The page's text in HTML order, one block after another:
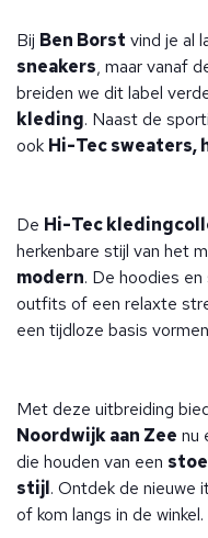
Bij Ben Borst vind je al
sneakers, maar vanaf
breiden we dit label
kleding. Naast de
ook Hi-Tec sweaters,
De Hi-Tec
herkenbare stijl van het
modern. De hoodies
outfits of een relaxte
een tijdloze basis
Met deze uitbreiding
Noordwijk aan Zee nu
die houden van een
stijl. Ontdek de nieuwe
of kom langs in de winkel.